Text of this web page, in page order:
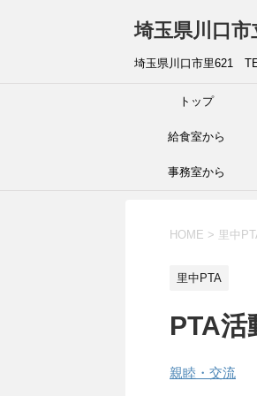
埼玉県川口市
埼玉県川口市里621
トップ
給食室から
事務室から
HOME > 里中
里中PTA
PTA活
親睦・交流